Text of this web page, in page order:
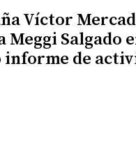
Víctor
Meggi Salgado
informe de